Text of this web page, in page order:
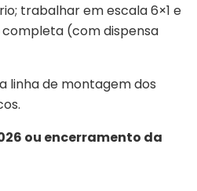
trabalhar em escala 6×1 e
(com dispensa
linha de montagem dos
ou encerramento da